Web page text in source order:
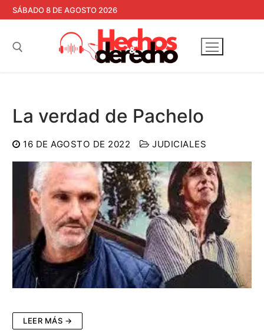
contenido
SÁBADO 8 DE AGOSTO 2026
La verdad de Pachelo
16 DE AGOSTO DE 2022 JUDICIALES
LEER MÁS →